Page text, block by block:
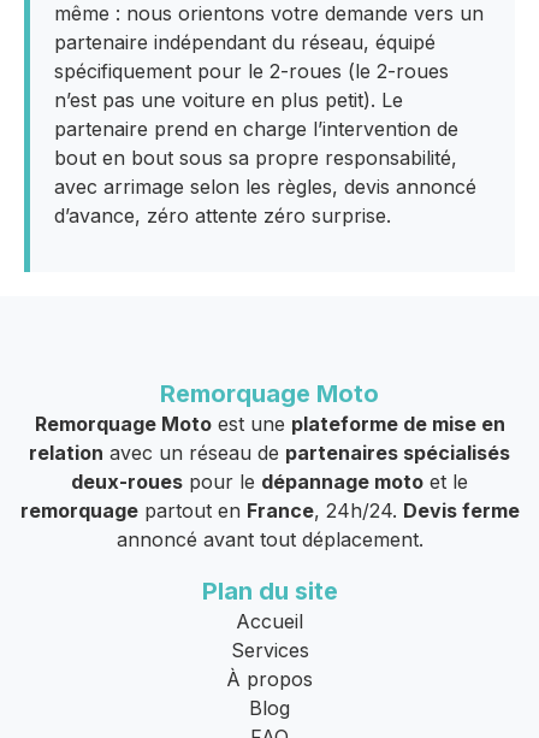
même : nous orientons votre demande vers un
partenaire indépendant du réseau, équipé
spécifiquement pour le 2-roues (le 2-roues
n’est pas une voiture en plus petit). Le
partenaire prend en charge l’intervention de
bout en bout sous sa propre responsabilité,
avec arrimage selon les règles, devis annoncé
d’avance, zéro attente zéro surprise.
Remorquage Moto
Remorquage Motoest une plateforme de mise en
relation avec un réseau de partenaires spécialisés
deux-roues pour le dépannage moto et le
remorquagepartout en France, 24h/24. Devis ferme
annoncé avant tout déplacement.
Plan du site
Accueil
Services
À propos
Blog